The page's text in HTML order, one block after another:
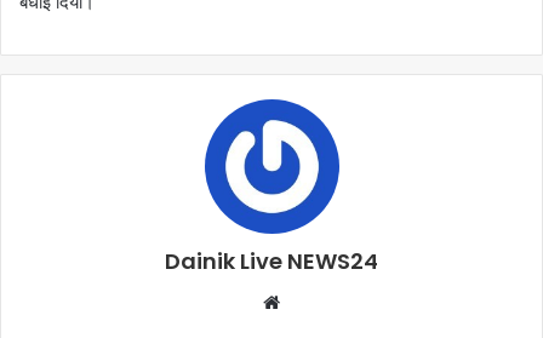
Dainik Live NEWS24